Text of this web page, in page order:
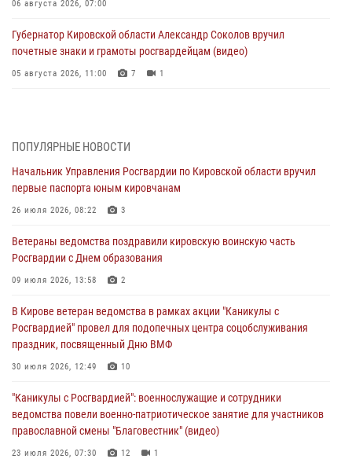
06 августа 2026, 07:00
Губернатор Кировской области Александр Соколов вручил
почетные знаки и грамоты росгвардейцам (видео)
05 августа 2026, 11:00 7 1
04 августа 2026, 09:30
В Кирове росгвардейцы задержали подозреваемого в грабеже
03 августа 2026, 09:01
митинге в честь Дня воздушно-десантных войск
03 августа 2026, 08:45
магазина
02 августа 2026, 07:00
1 августа – День дежурной службы войск национальной гвардии
01 августа 2026, 09:39
ПОПУЛЯРНЫЕ НОВОСТИ
Начальник Управления Росгвардии по Кировской области вручил
первые паспорта юным кировчанам
26 июля 2026, 08:22 3
Ветераны ведомства поздравили кировскую воинскую часть
Росгвардии с Днем образования
09 июля 2026, 13:58 2
В Кирове ветеран ведомства в рамках акции "Каникулы с
Росгвардией" провел для подопечных центра соцобслуживания
праздник, посвященный Дню ВМФ
30 июля 2026, 12:49 10
"Каникулы с Росгвардией": военнослужащие и сотрудники
ведомства повели военно-патриотическое занятие для участников
православной смены "Благовестник" (видео)
23 июля 2026, 07:30 12 1